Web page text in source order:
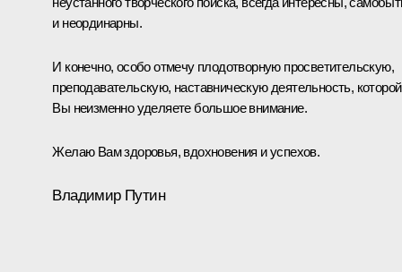
и неординарны.
И конечно, особо отмечу плодотворную просветительскую,
преподавательскую, наставническую деятельность, которой
Вы неизменно уделяете большое внимание.
Желаю Вам здоровья, вдохновения и успехов.
Владимир Путин